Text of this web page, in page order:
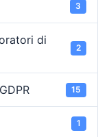
3
di
2
15
1